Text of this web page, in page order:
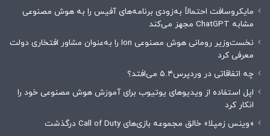
مایکروسافت احتمالاً به‌زودی برنامه‌های آفیس را به هوش مصنوعی
مشابه ChatGPT مجهز می‌کند
نخست‌وزیر رومانی هوش مصنوعی Ion را به‌عنوان مشاور افتخاری دولت
معرفی کرد
چه اتفاقاتی در وردپرس۵.۴ می‌افتد؟
اپل استفاده از ویدیوهای یوتیوب برای آموزش هوش مصنوعی خود را
انکار کرد
«وینس زمپلا» خالق مجموعه بازی‌های Call of Duty درگذشت